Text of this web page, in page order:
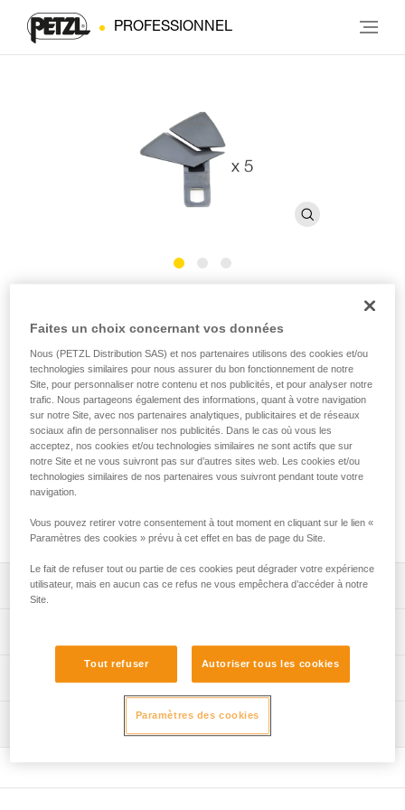
PROFESSIONNEL
Clips de rechange pour casques VERTEX et VERTEX
VENT (pack de 5)
Clips de rechange, avant ou arrière, pour les casques
VERTEX et VERTEX VENT (commercialisés à partir de
2019). Ces clips permettent l'installation sur le casque d'une
lampe frontale avec son bandeau.
Descriptif
Au choix, deux références :
- 5 clips avant droit ou arrière gauche (A010LC00),
- 5 clips avant gauche ou arrière droit (A010LC01).
Référence : A010LC01
Informations techniques
Faites un choix concernant vos données
Nous (PETZL Distribution SAS) et nos partenaires utilisons des cookies et/ou
technologies similaires pour nous assurer du bon fonctionnement de notre
Site, pour personnaliser notre contenu et nos publicités, et pour analyser notre
trafic. Nous partageons également des informations, quant à votre navigation
sur notre Site, avec nos partenaires analytiques, publicitaires et de réseaux
sociaux afin de personnaliser nos publicités. Dans le cas où vous les
acceptez, nos cookies et/ou technologies similaires ne sont actifs que sur
notre Site et ne vous suivront pas sur d’autres sites web. Les cookies et/ou
technologies similaires de nos partenaires vous suivront pendant toute votre
navigation.
Vous pouvez retirer votre consentement à tout moment en cliquant sur le lien «
Paramètres des cookies » prévu à cet effet en bas de page du Site.
Le fait de refuser tout ou partie de ces cookies peut dégrader votre expérience
utilisateur, mais en aucun cas ce refus ne vous empêchera d’accéder à notre
Site.
Tout refuser Autoriser tous les cookies
Paramètres des cookies